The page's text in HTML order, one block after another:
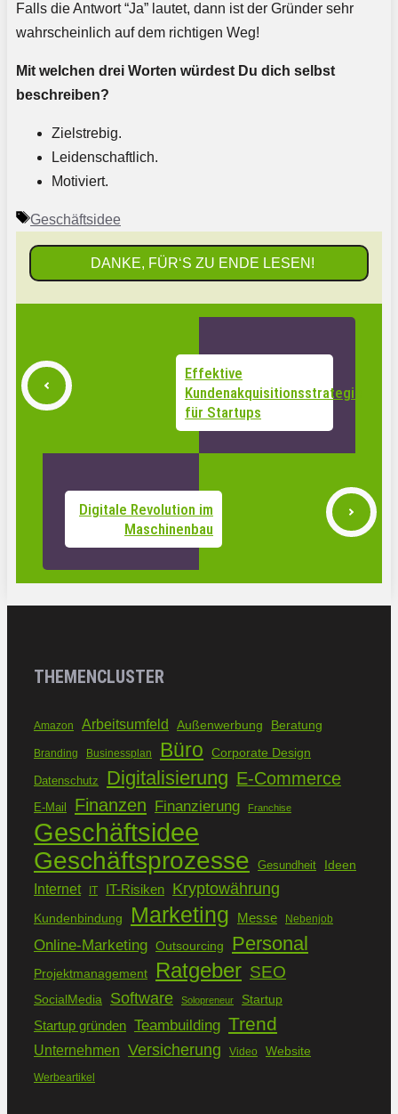
Falls die Antwort “Ja” lautet, dann ist der Gründer sehr
wahrscheinlich auf dem richtigen Weg!
Mit welchen drei Worten würdest Du dich selbst
beschreiben?
Zielstrebig.
Leidenschaftlich.
Motiviert.
Schlagwörter
Geschäftsidee
DANKE, FÜR‘S ZU ENDE LESEN!
Effektive
Kundenakquisitionsstrategie
für Startups
Digitale Revolution im
Maschinenbau
THEMENCLUSTER
Amazon Arbeitsumfeld Außenwerbung Beratung
Branding Businessplan Büro Corporate Design
Datenschutz Digitalisierung E-Commerce
E-Mail Finanzen Finanzierung Franchise
Geschäftsidee
Geschäftsprozesse Gesundheit Ideen
Internet IT IT-Risiken Kryptowährung
Kundenbindung Marketing Messe Nebenjob
Online-Marketing Outsourcing Personal
Projektmanagement Ratgeber SEO
SocialMedia Software Solopreneur Startup
Startup gründen Teambuilding Trend
Unternehmen Versicherung Video Website
Werbeartikel